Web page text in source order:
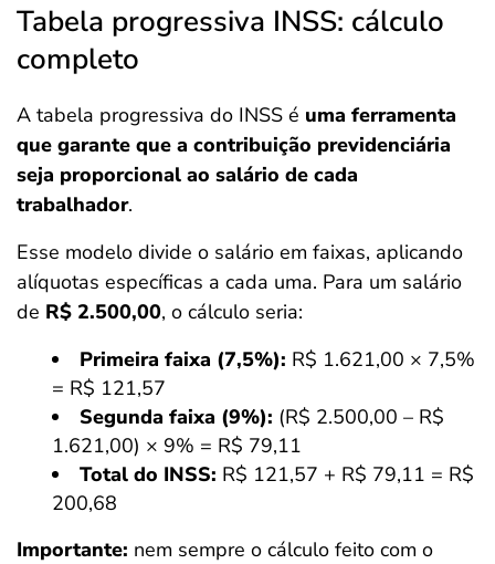
Tabela progressiva INSS: cálculo
completo
A tabela progressiva do INSS é uma ferramenta
que garante que a contribuição previdenciária
seja proporcional ao salário de cada
trabalhador.
Esse modelo divide o salário em faixas, aplicando
alíquotas específicas a cada uma. Para um salário
de R$ 2.500,00, o cálculo seria:
Primeira faixa (7,5%): R$ 1.621,00 × 7,5%
= R$ 121,57
Segunda faixa (9%): (R$ 2.500,00 – R$
1.621,00) × 9% = R$ 79,11
Total do INSS: R$ 121,57 + R$ 79,11 = R$
200,68
Importante: nem sempre o cálculo feito com o